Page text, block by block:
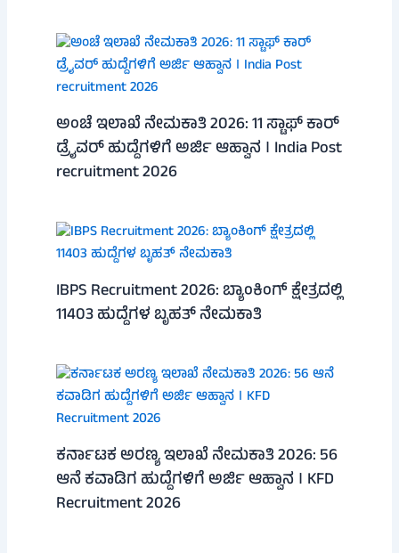
ಅಂಚೆ ಇಲಾಖೆ ನೇಮಕಾತಿ 2026: 11 ಸ್ಟಾಫ್ ಕಾರ್
ಡ್ರೈವರ್ ಹುದ್ದೆಗಳಿಗೆ ಅರ್ಜಿ ಆಹ್ವಾನ । India Post
recruitment 2026
IBPS Recruitment 2026: ಬ್ಯಾಂಕಿಂಗ್ ಕ್ಷೇತ್ರದಲ್ಲಿ
11403 ಹುದ್ದೆಗಳ ಬೃಹತ್ ನೇಮಕಾತಿ
ಕರ್ನಾಟಕ ಅರಣ್ಯ ಇಲಾಖೆ ನೇಮಕಾತಿ 2026: 56
ಆನೆ ಕವಾಡಿಗ ಹುದ್ದೆಗಳಿಗೆ ಅರ್ಜಿ ಆಹ್ವಾನ । KFD
Recruitment 2026